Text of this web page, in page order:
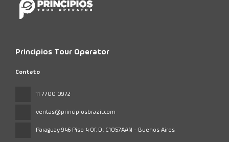
Principios Tour Operator
Contato
11 7700 0972
ventas@principiosbrazil.com
Paraguay 946 Piso 4 Of. D, C1057AAN - Buenos Aires